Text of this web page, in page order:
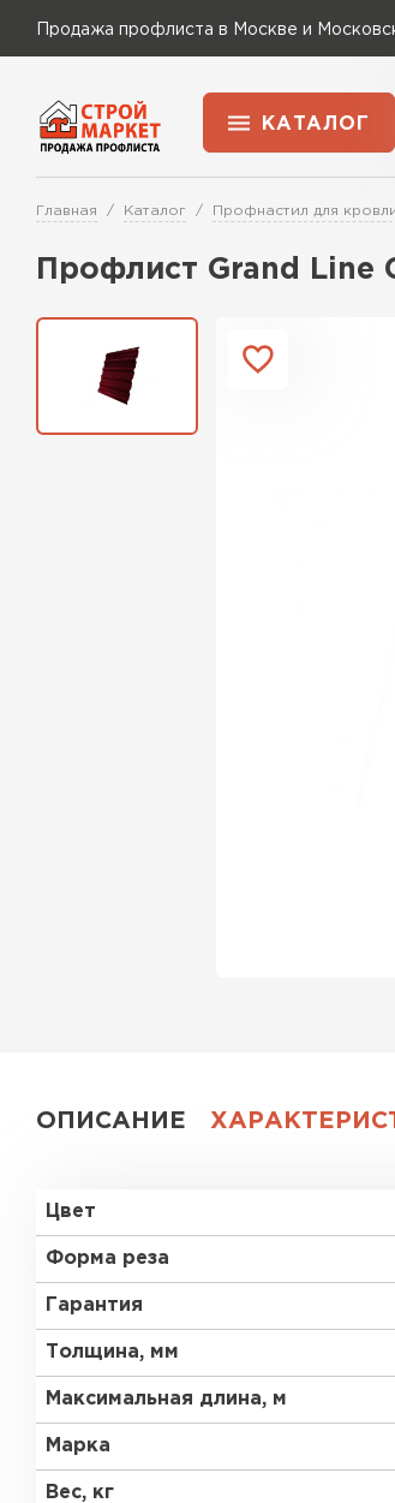
Продажа профлиста в Москве и
КАТАЛОГ
Применение
Для
Главная Каталог Профнастил для
Профлист Grand Line
ОПИСАНИЕ
Цвет
Форма реза
Гарантия
Толщина, мм
Максимальная длина, м
Марка
Вес, кг